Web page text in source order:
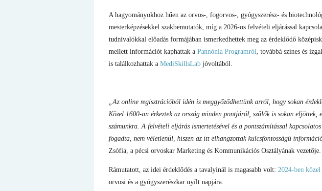
A hagyományokhoz hűen az orvos-, fogorvos-, gyógyszerész- és
mesterképzésekkel szakbemutatók, míg a 2026-os felvételi eljárással
tudnivalókkal előadás formájában ismerkedhettek meg az érdeklődő
mellett információt kaphattak a Pannónia Programról, továbbá színes és
is találkozhattak a MediSkillsLab jóvoltából.
„Az online regisztrációból idén is meggyőződhettünk arról, hogy sokan
Közel 1600-an érkeztek az ország minden pontjáról, szülők is sokan eljöttek,
számunkra. A felvételi eljárás ismertetésével és a pontszámítással
fogadta, nem véletlenül, hiszen az itt elhangzottak kulcsfontosságú
Zsófia, a pécsi orvoskar Marketing és Kommunikációs Osztályának vezetője.
Rámutatott, az idei érdeklődés a tavalyinál is magasabb volt: 2024-ben
orvosi és a gyógyszerészkar nyílt napjára.